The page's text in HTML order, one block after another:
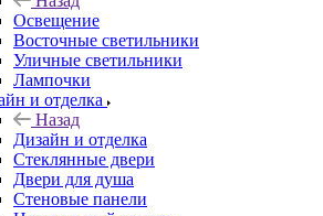
Освещение
Восточные светильники
Уличные светильники
Лампочки
и отделка
Назад
Дизайн и отделка
Стеклянные двери
Двери для душа
Стеновые панели